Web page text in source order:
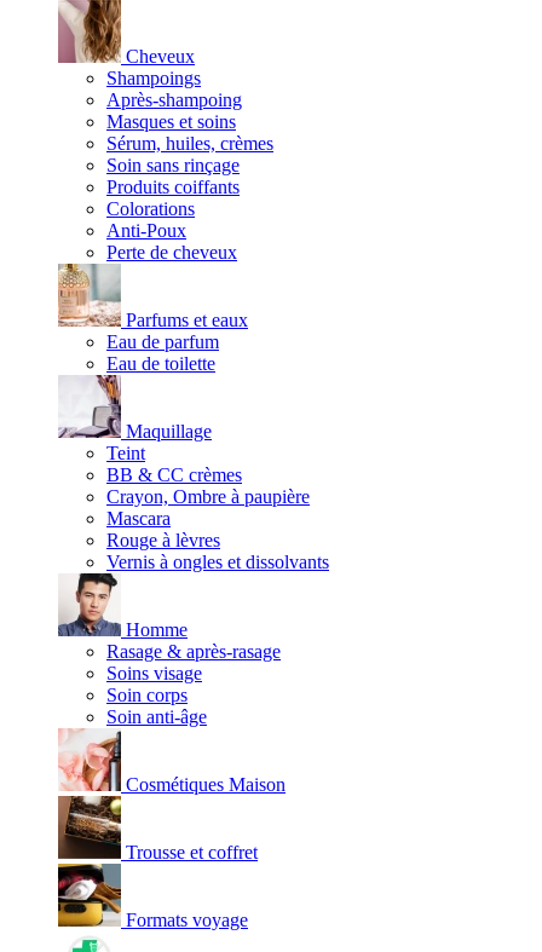
Cheveux
Shampoings
Après-shampoing
Masques et soins
Sérum, huiles, crèmes
Soin sans rinçage
Produits coiffants
Colorations
Anti-Poux
Perte de cheveux
Parfums et eaux
Eau de parfum
Eau de toilette
Maquillage
Teint
BB & CC crèmes
Crayon, Ombre à paupière
Mascara
Rouge à lèvres
Vernis à ongles et dissolvants
Homme
Rasage & après-rasage
Soins visage
Soin corps
Soin anti-âge
Cosmétiques Maison
Trousse et coffret
Formats voyage